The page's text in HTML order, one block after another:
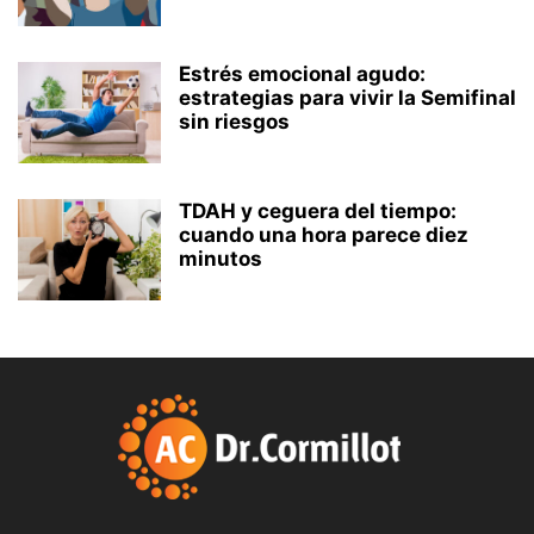
Estrés emocional agudo:
estrategias para vivir la Semifinal
sin riesgos
TDAH y ceguera del tiempo:
cuando una hora parece diez
minutos